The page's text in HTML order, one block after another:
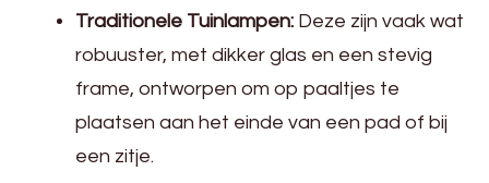
Traditionele Tuinlampen: Deze zijn vaak wat
robuuster, met dikker glas en een stevig
frame, ontworpen om op paaltjes te
plaatsen aan het einde van een pad of bij
een zitje.